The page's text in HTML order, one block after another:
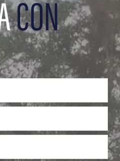
CON